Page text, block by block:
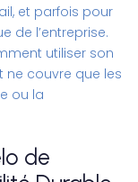
et parfois pour
de l’entreprise.
utiliser son
ne couvre que les
ou la
de